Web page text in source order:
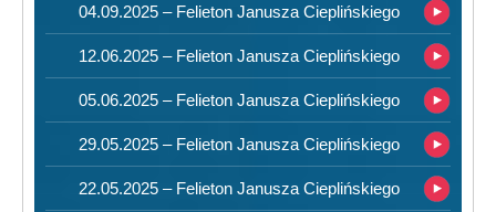
04.09.2025 – Felieton Janusza Cieplińskiego
12.06.2025 – Felieton Janusza Cieplińskiego
05.06.2025 – Felieton Janusza Cieplińskiego
29.05.2025 – Felieton Janusza Cieplińskiego
22.05.2025 – Felieton Janusza Cieplińskiego